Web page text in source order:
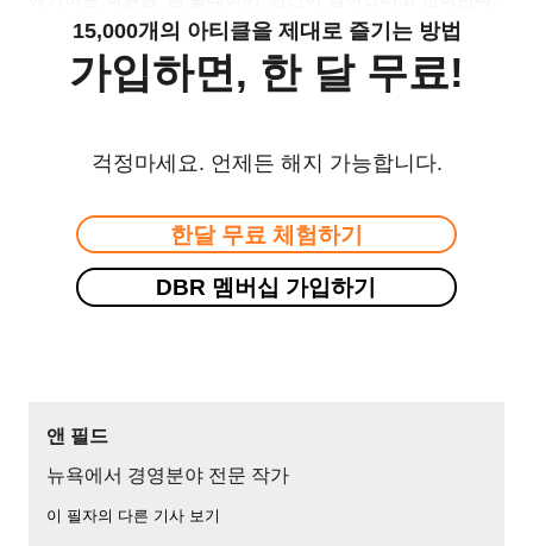
15,000개의 아티클을 제대로 즐기는 방법
가입하면, 한 달 무료!
걱정마세요. 언제든 해지 가능합니다.
한달 무료 체험하기
DBR 멤버십 가입하기
앤 필드
뉴욕에서 경영분야 전문 작가
이 필자의 다른 기사 보기